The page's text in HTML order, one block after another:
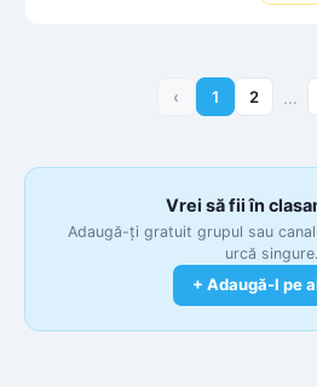
‹ 1 2 …
Vrei să fii în
Adaugă-ți gratuit grupul sau
urcă singure.
+ Adaugă-l pe